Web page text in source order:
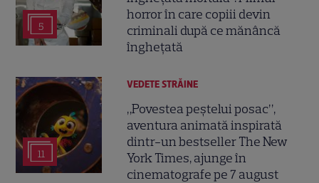
5
horror în care copiii devin
criminali după ce mănâncă
înghețată
11
VEDETE STRĂINE
„Povestea peștelui posac”,
aventura animată inspirată
dintr-un bestseller The New
York Times, ajunge în
cinematografe pe 7 august